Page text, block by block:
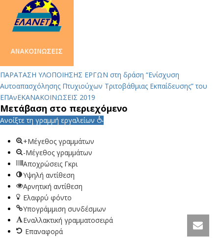
ΠΑΡΑΤΑΣΗ ΥΛΟΠΟΙΗΣΗΣ ΕΡΓΩΝ στη δράση “Ενίσχυση
Αυτοαπασχόλησης Πτυχιούχων Τριτοβάθμιας Εκπαίδευσης” του
ΕΠΑνΕΚΑΝΑΚΟΙΝΩΣΕΙΣ 2019
Μετάβαση στο περιεχόμενο
Ανοίξτε τη γραμμή εργαλείων
+Μέγεθος γραμμάτων
-Μέγεθος γραμμάτων
Αποχρώσεις Γκρι
Υψηλή αντίθεση
Αρνητική αντίθεση
Ελαφρύ φόντο
Υπογράμμιση συνδέσμων
Εναλλακτική γραμματοσειρά
Επαναφορά